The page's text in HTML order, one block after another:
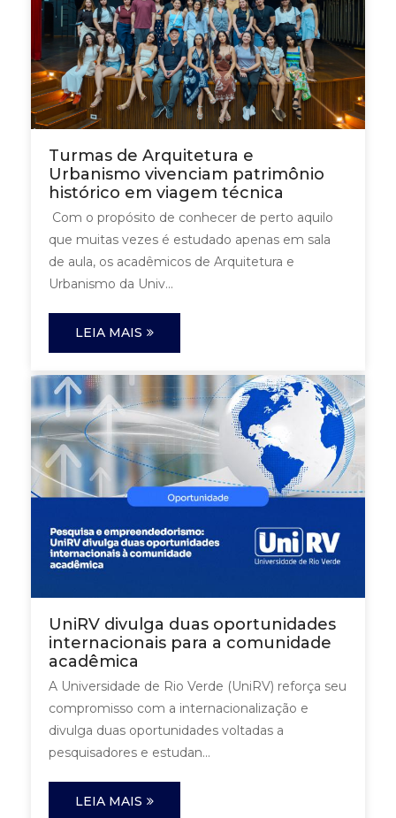
Turmas de Arquitetura e
Urbanismo vivenciam patrimônio
histórico em viagem técnica
Com o propósito de conhecer de perto aquilo
que muitas vezes é estudado apenas em sala
de aula, os acadêmicos de Arquitetura e
Urbanismo da Univ...
LEIA MAIS
UniRV divulga duas oportunidades
internacionais para a comunidade
acadêmica
A Universidade de Rio Verde (UniRV) reforça seu
compromisso com a internacionalização e
divulga duas oportunidades voltadas a
pesquisadores e estudan...
LEIA MAIS